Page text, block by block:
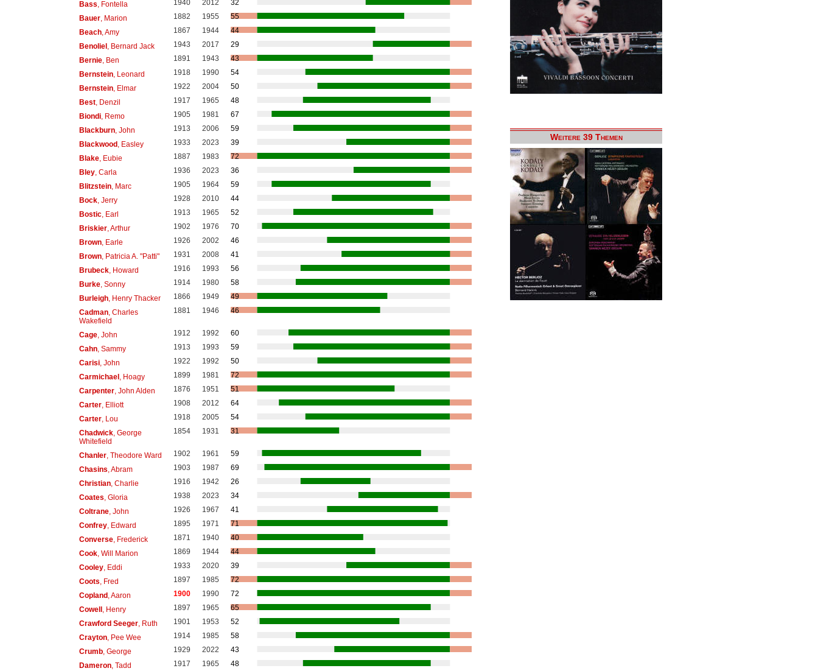
Bass , Fontella 1940 2012
32
Bauer, Marion 1882 1955
55
Beach, Amy 1867 1944
44
Benoliel, Bernard Jack 1943 2017
29
Bernie, Ben 1891 1943
43
Bernstein, Leonard 1918 1990
54
Bernstein, Elmar 1922 2004
50
Best, Denzil 1917 1965
48
Biondi, Remo 1905 1981
67
Blackburn, John 1913 2006
59
Blackwood, Easley 1933 2023
39
Blake, Eubie 1887 1983
72
Bley, Carla 1936 2023
36
Blitzstein, Marc 1905 1964
59
Bock, Jerry 1928 2010
44
Bostic, Earl 1913 1965
52
Briskier, Arthur 1902 1976
70
Brown, Earle 1926 2002
46
Brown, Patricia A. "Patti" 1931 2008
41
Brubeck, Howard 1916 1993
56
Burke, Sonny 1914 1980
58
Burleigh, Henry Thacker 1866 1949
49
Cadman, Charles
Wakefield
1881 1946 46
Cage, John 1912 1992
60
Cahn, Sammy 1913 1993
59
Carisi, John 1922 1992
50
Carmichael, Hoagy 1899 1981
72
Carpenter, John Alden 1876 1951
51
Carter, Elliott 1908 2012
64
Carter, Lou 1918 2005
54
Chadwick, George
Whitefield
1854 1931 31
Chanler, Theodore Ward 1902 1961
59
Chasins , Abram 1903 1987
69
Christian, Charlie 1916 1942
26
Coates , Gloria 1938 2023
34
Coltrane, John 1926 1967
41
Confrey, Edward 1895 1971
71
Converse, Frederick 1871 1940
40
Cook, Will Marion 1869 1944
44
Cooley, Eddi 1933 2020
39
Coots , Fred 1897 1985
72
Copland, Aaron 1900 1990
72
Cowell, Henry 1897 1965
65
Crawford Seeger, Ruth 1901 1953
52
Crayton, Pee Wee 1914 1985
58
Crumb, George 1929 2022
43
Dameron, Tadd 1917 1965
48
Weitere 39 Themen